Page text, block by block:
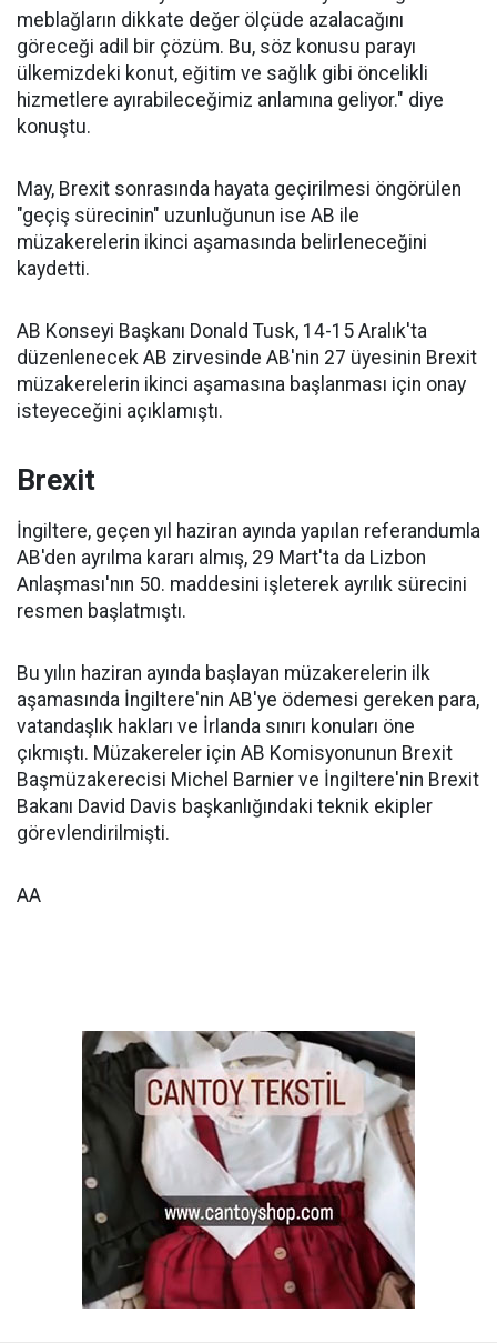
meblağların dikkate değer ölçüde azalacağını
göreceği adil bir çözüm. Bu, söz konusu parayı
ülkemizdeki konut, eğitim ve sağlık gibi öncelikli
hizmetlere ayırabileceğimiz anlamına geliyor." diye
konuştu.
May, Brexit sonrasında hayata geçirilmesi öngörülen
"geçiş sürecinin" uzunluğunun ise AB ile
müzakerelerin ikinci aşamasında belirleneceğini
kaydetti.
AB Konseyi Başkanı Donald Tusk, 14-15 Aralık'ta
düzenlenecek AB zirvesinde AB'nin 27 üyesinin Brexit
müzakerelerin ikinci aşamasına başlanması için onay
isteyeceğini açıklamıştı.
Brexit
İngiltere, geçen yıl haziran ayında yapılan referandumla
AB'den ayrılma kararı almış, 29 Mart'ta da Lizbon
Anlaşması'nın 50. maddesini işleterek ayrılık sürecini
resmen başlatmıştı.
Bu yılın haziran ayında başlayan müzakerelerin ilk
aşamasında İngiltere'nin AB'ye ödemesi gereken para,
vatandaşlık hakları ve İrlanda sınırı konuları öne
çıkmıştı. Müzakereler için AB Komisyonunun Brexit
Başmüzakerecisi Michel Barnier ve İngiltere'nin Brexit
Bakanı David Davis başkanlığındaki teknik ekipler
görevlendirilmişti.
AA